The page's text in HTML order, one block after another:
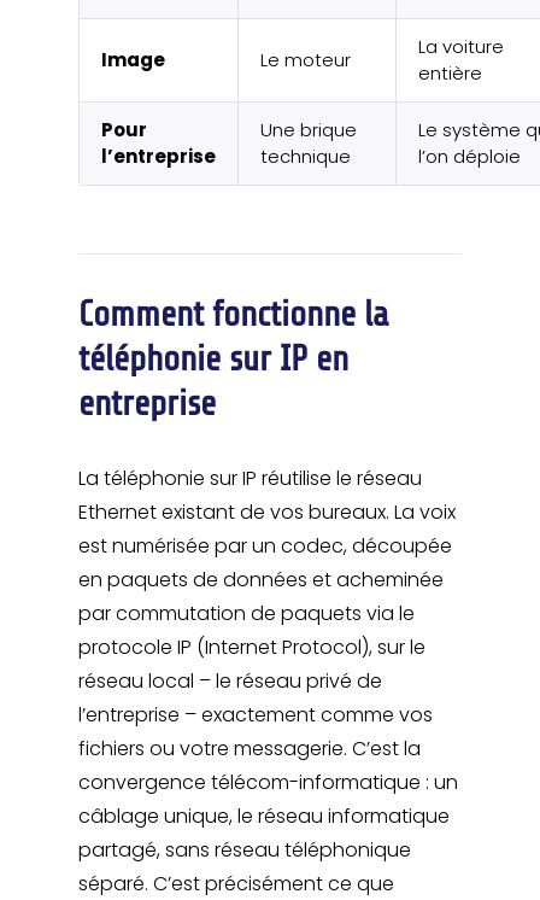
Image Le moteur
La voiture
entière
Pour
l’entreprise
Une brique
technique
Le système
l’on déploie
Comment fonctionne la
téléphonie sur IP en
entreprise
La téléphonie sur IP réutilise le réseau
Ethernet existant de vos bureaux. La voix
est numérisée par un codec, découpée
en paquets de données et acheminée
par commutation de paquets via le
protocole IP (Internet Protocol), sur le
réseau local – le réseau privé de
l’entreprise – exactement comme vos
fichiers ou votre messagerie. C’est la
convergence télécom-informatique : un
câblage unique, le réseau informatique
partagé, sans réseau téléphonique
séparé. C’est précisément ce que